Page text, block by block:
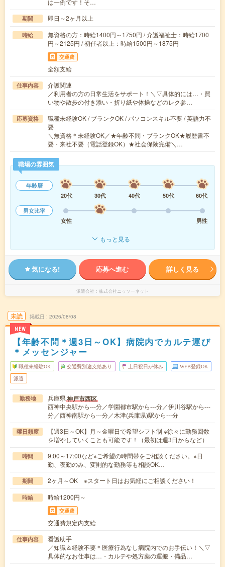
期間 即日～2ヶ月以上
時給
無資格の方：時給1400円～1750円 / 介護福祉士：時給1700
円～2125円 / 初任者以上：時給1500円～1875円
交通費
全額支給
仕事内容
介護関連
／利用者の方の日常生活をサポート！＼▽具体的には…・買
い物や散歩の付き添い・折り紙や体操などのレク参…
応募資格
職種未経験OK / ブランクOK / パソコンスキル不要 / 英語力不
要
＼無資格＊未経験OK／★年齢不問・ブランクOK★履歴書不
要・来社不要（電話登録OK）★社会保険完備＼…
職場の雰囲気
年齢層
20代
30代 40代 50代
60代
男女比率
女性
男性
もっと見る
気になる! 応募へ進む 詳しく見る
派遣会社 株式会社ニッソーネット
未読
NEW
掲載日 2026/08/08
【年齢不問＊週3日～OK】病院内でカルテ運び
＊メッセンジャー
職種未経験OK 交通費別途支給あり 土日祝日が休み WEB登録OK
派遣
勤務地 兵庫県神戸市西区
西神中央駅から---分／学園都市駅から---分／伊川谷駅から---
分／西神南駅から---分／木津(兵庫県)駅から---分
曜日頻度
【週3日～OK】月～金曜日で希望シフト制 ※徐々に勤務回数
を増やしていくことも可能です！（最初は週3日からなど）
時間
9:00～17:00など※ご希望の時間帯をご相談ください。※日
勤、夜勤のみ、変則的な勤務等も相談OK…
期間 2ヶ月～OK ※スタート日はお気軽にご相談ください！
時給 時給1200円～
交通費
交通費規定内支給
仕事内容
看護助手
／知識＆経験不要＊医療行為なし病院内でのお手伝い！＼▽
具体的なお仕事は…・カルテや処方薬の運搬・備品…